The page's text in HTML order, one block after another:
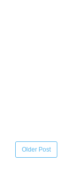
Older Post